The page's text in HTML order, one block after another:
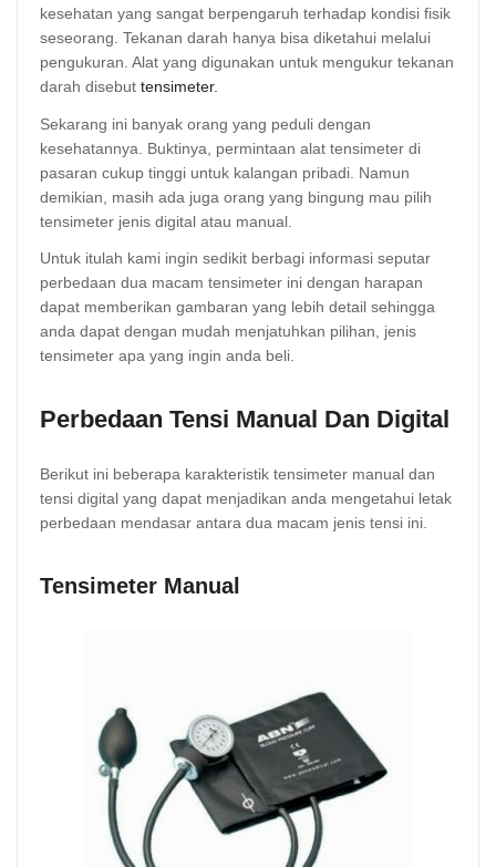
kesehatan yang sangat berpengaruh terhadap kondisi fisik
seseorang. Tekanan darah hanya bisa diketahui melalui
pengukuran. Alat yang digunakan untuk mengukur tekanan
darah disebut tensimeter.
Sekarang ini banyak orang yang peduli dengan
kesehatannya. Buktinya, permintaan alat tensimeter di
pasaran cukup tinggi untuk kalangan pribadi. Namun
demikian, masih ada juga orang yang bingung mau pilih
tensimeter jenis digital atau manual.
Untuk itulah kami ingin sedikit berbagi informasi seputar
perbedaan dua macam tensimeter ini dengan harapan
dapat memberikan gambaran yang lebih detail sehingga
anda dapat dengan mudah menjatuhkan pilihan, jenis
tensimeter apa yang ingin anda beli.
Perbedaan Tensi Manual Dan Digital
Berikut ini beberapa karakteristik tensimeter manual dan
tensi digital yang dapat menjadikan anda mengetahui letak
perbedaan mendasar antara dua macam jenis tensi ini.
Tensimeter Manual